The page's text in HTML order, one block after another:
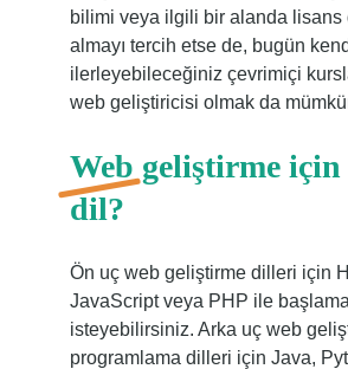
bilimi veya ilgili bir alanda lisans
almayı tercih etse de, bugün
ilerleyebileceğiniz çevrimiçi
web geliştiricisi olmak da
Web geliştirme
dil?
Ön uç web geliştirme dilleri için
JavaScript veya PHP ile
isteyebilirsiniz. Arka uç web
programlama dilleri için Java,